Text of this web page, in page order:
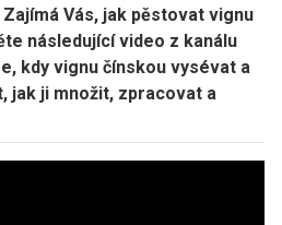
Vás, jak pěstovat vignu
následující video z kanálu
kdy vignu čínskou vysévat a
jak ji množit, zpracovat a